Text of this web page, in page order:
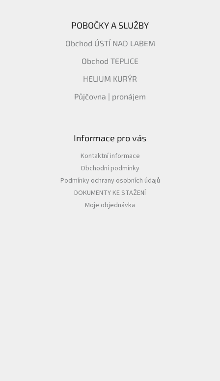
POBOČKY A SLUŽBY
Obchod ÚSTÍ NAD LABEM
Obchod TEPLICE
HELIUM KURÝR
Půjčovna | pronájem
Informace pro vás
Kontaktní informace
Obchodní podmínky
Podmínky ochrany osobních údajů
DOKUMENTY KE STAŽENÍ
Moje objednávka